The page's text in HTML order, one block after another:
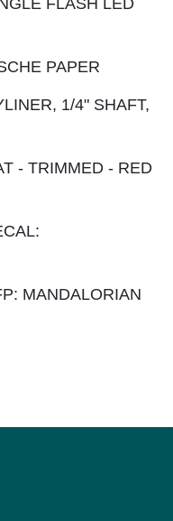
FLASH LED
PAPER
1/4" SHAFT,
- RED